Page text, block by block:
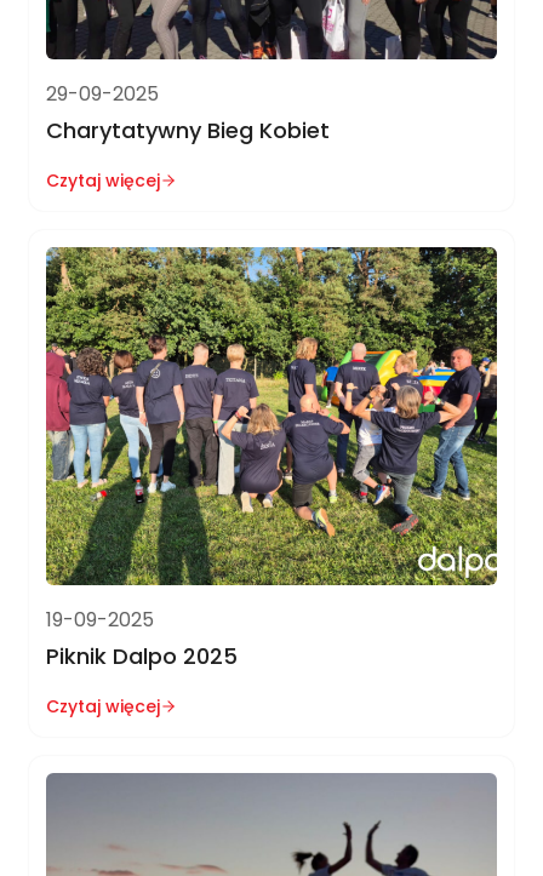
29-09-2025
Charytatywny Bieg Kobiet
Czytaj więcej
19-09-2025
Piknik Dalpo 2025
Czytaj więcej